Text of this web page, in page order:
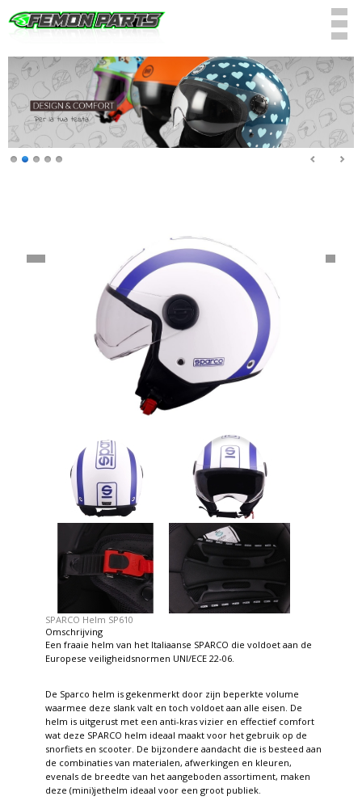
SPARCO Helm SP610
Omschrijving
Een fraaie helm van het Italiaanse SPARCO die voldoet aan de
Europese veiligheidsnormen UNI/ECE 22-06.
De Sparco helm is gekenmerkt door zijn beperkte volume
waarmee deze slank valt en toch voldoet aan alle eisen. De
helm is uitgerust met een anti-kras vizier en effectief comfort
wat deze SPARCO helm ideaal maakt voor het gebruik op de
snorfiets en scooter. De bijzondere aandacht die is besteed aan
de combinaties van materialen, afwerkingen en kleuren,
evenals de breedte van het aangeboden assortiment, maken
deze (​​mini)jethelm ideaal voor een groot publiek.